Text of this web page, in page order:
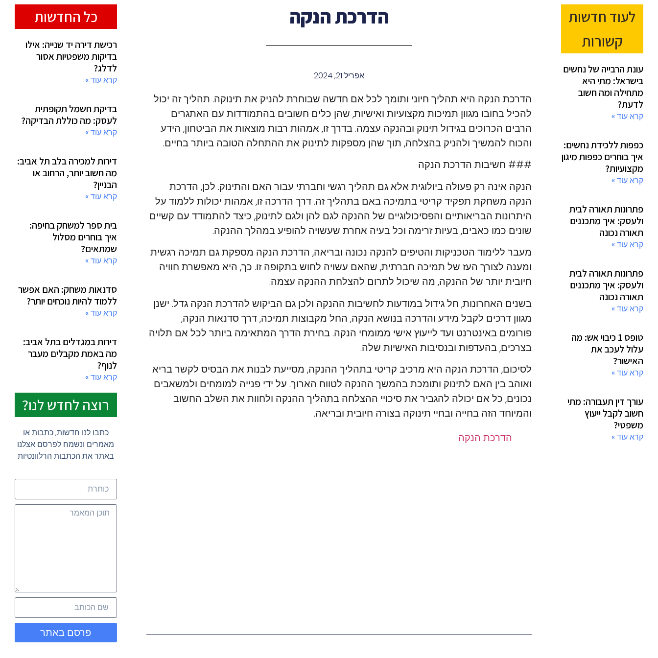
לעוד חדשות
קשורות
עונת הרבייה של נחשים
בישראל: מתי היא
מתחילה ומה חשוב
לדעת?
קרא עוד »
כפפות ללכידת נחשים:
איך בוחרים כפפות מיגון
מקצועיות?
קרא עוד »
פתרונות תאורה לבית
ולעסק: איך מתכננים
תאורה נכונה
קרא עוד »
פתרונות תאורה לבית
ולעסק: איך מתכננים
תאורה נכונה
קרא עוד »
טופס 1 כיבוי אש: מה
עלול לעכב את
האישור?
קרא עוד »
עורך דין תעבורה: מתי
חשוב לקבל ייעוץ
משפטי?
קרא עוד »
הדרכת הנקה
אפריל 21, 2024
הדרכת הנקה היא תהליך חיוני ותומך לכל אם חדשה שבוחרת להניק את תינוקה. תהליך זה יכול
להכיל בחובו מגוון תמיכות מקצועיות ואישיות, שהן כלים חשובים בהתמודדות עם האתגרים
הרבים הכרוכים בגידול תינוק ובהנקה עצמה. בדרך זו, אמהות רבות מוצאות את הביטחון, הידע
והכוח להמשיך ולהניק בהצלחה, תוך שהן מספקות לתינוק את ההתחלה הטובה ביותר בחיים.
### חשיבות הדרכת הנקה
הנקה אינה רק פעולה ביולוגית אלא גם תהליך רגשי וחברתי עבור האם והתינוק. לכן, הדרכת
הנקה משחקת תפקיד קריטי בתמיכה באם בתהליך זה. דרך הדרכה זו, אמהות יכולות ללמוד על
היתרונות הבריאותיים והפסיכולוגיים של ההנקה לגם להן ולגם לתינוק, כיצד להתמודד עם קשיים
שונים כמו כאבים, בעיות זרימה וכל בעיה אחרת שעשויה להופיע במהלך ההנקה.
מעבר ללימוד הטכניקות והטיפים להנקה נכונה ובריאה, הדרכת הנקה מספקת גם תמיכה רגשית
ומענה לצורך העז של תמיכה חברתית, שהאם עשויה לחוש בתקופה זו. כך, היא מאפשרת חוויה
חיובית יותר של ההנקה, מה שיכול לתרום להצלחת ההנקה עצמה.
בשנים האחרונות, חל גידול במודעות לחשיבות ההנקה ולכן גם הביקוש להדרכת הנקה גדל. ישנן
מגוון דרכים לקבל מידע והדרכה בנושא הנקה, החל מקבוצות תמיכה, דרך סדנאות הנקה,
פורומים באינטרנט ועד לייעוץ אישי ממומחי הנקה. בחירת הדרך המתאימה ביותר לכל אם תלויה
בצרכים, בהעדפות ובנסיבות האישיות שלה.
לסיכום, הדרכת הנקה היא מרכיב קריטי בתהליך ההנקה, מסייעת לבנות את הבסיס לקשר בריא
ואוהב בין האם לתינוק ותומכת בהמשך ההנקה לטווח הארוך. על ידי פנייה למומחים ולמשאבים
נכונים, כל אם יכולה להגביר את סיכויי ההצלחה בתהליך ההנקה ולחוות את השלב החשוב
והמיוחד הזה בחייה ובחיי תינוקה בצורה חיובית ובריאה.
הדרכת הנקה
כל החדשות
רכישת דירה יד שנייה: אילו
בדיקות משפטיות אסור
לדלג?
קרא עוד »
בדיקת חשמל תקופתית
לעסק: מה כוללת הבדיקה?
קרא עוד »
דירות למכירה בלב תל אביב:
מה חשוב יותר, הרחוב או
הבניין?
קרא עוד »
בית ספר למשחק בחיפה:
איך בוחרים מסלול
שמתאים?
קרא עוד »
סדנאות משחק: האם אפשר
ללמוד להיות נוכחים יותר?
קרא עוד »
דירות במגדלים בתל אביב:
מה באמת מקבלים מעבר
לנוף?
קרא עוד »
רוצה לחדש לנו?
כתבו לנו חדשות, כתבות או
מאמרים ונשמח לפרסם אצלנו
באתר את הכתבות הרלוונטיות
פרסם באתר